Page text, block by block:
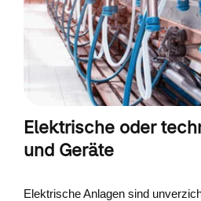
Elektrische oder
und Geräte
Elektrische Anlagen sind